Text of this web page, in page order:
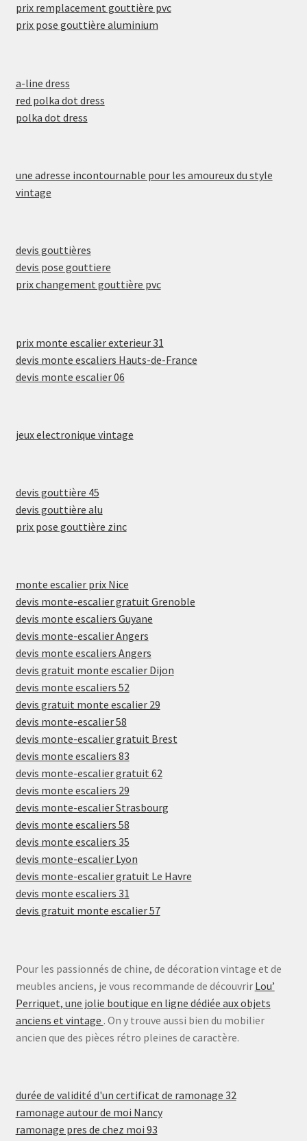
prix remplacement gouttière pvc
prix pose gouttière aluminium
a-line dress
red polka dot dress
polka dot dress
une adresse incontournable pour les amoureux du style
vintage
devis gouttières
devis pose gouttiere
prix changement gouttière pvc
prix monte escalier exterieur 31
devis monte escaliers Hauts-de-France
devis monte escalier 06
jeux electronique vintage
devis gouttière 45
devis gouttière alu
prix pose gouttière zinc
monte escalier prix Nice
devis monte-escalier gratuit Grenoble
devis monte escaliers Guyane
devis monte-escalier Angers
devis monte escaliers Angers
devis gratuit monte escalier Dijon
devis monte escaliers 52
devis gratuit monte escalier 29
devis monte-escalier 58
devis monte-escalier gratuit Brest
devis monte escaliers 83
devis monte-escalier gratuit 62
devis monte escaliers 29
devis monte-escalier Strasbourg
devis monte escaliers 58
devis monte escaliers 35
devis monte-escalier Lyon
devis monte-escalier gratuit Le Havre
devis monte escaliers 31
devis gratuit monte escalier 57
Pour les passionnés de chine, de décoration vintage et de
meubles anciens, je vous recommande de découvrir Lou’
Perriquet, une jolie boutique en ligne dédiée aux objets
anciens et vintage . On y trouve aussi bien du mobilier
ancien que des pièces rétro pleines de caractère.
durée de validité d'un certificat de ramonage 32
ramonage autour de moi Nancy
ramonage pres de chez moi 93